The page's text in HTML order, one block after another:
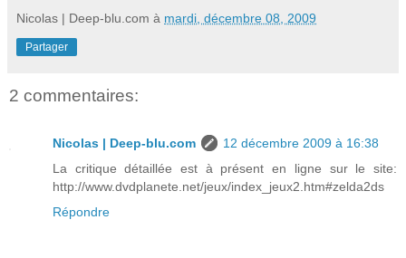
Nicolas | Deep-blu.com à mardi, décembre 08, 2009
Partager
2 commentaires:
Nicolas | Deep-blu.com
12 décembre 2009 à 16:38
La critique détaillée est à présent en ligne sur le site:
http://www.dvdplanete.net/jeux/index_jeux2.htm#zelda2ds
Répondre